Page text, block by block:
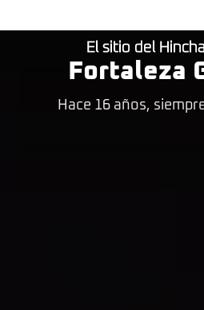
El sitio del
Fortaleza
Hace 16 años,